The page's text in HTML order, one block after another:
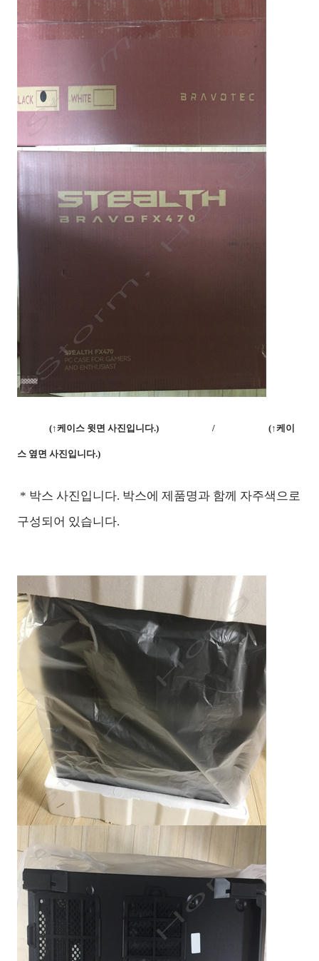
(↑케이스 윗면 사진입니다.) / (↑케이
스 옆면 사진입니다.)
* 박스 사진입니다. 박스에 제품명과 함께 자주색으로
구성되어 있습니다.